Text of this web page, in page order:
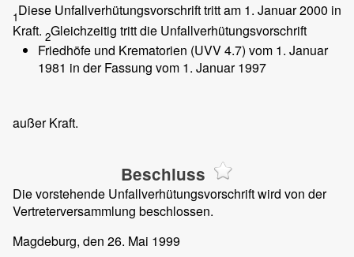
1Diese Unfallverhütungsvorschrift tritt am 1. Januar 2000 in
Kraft. 2Gleichzeitig tritt die Unfallverhütungsvorschrift
Friedhöfe und Krematorien (UVV 4.7) vom 1. Januar
1981 in der Fassung vom 1. Januar 1997
außer Kraft.
Beschluss
Die vorstehende Unfallverhütungsvorschrift wird von der
Vertreterversammlung beschlossen.
Magdeburg, den 26. Mai 1999